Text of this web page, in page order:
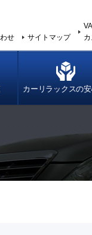
せ サイトマップ
カーリラックスの